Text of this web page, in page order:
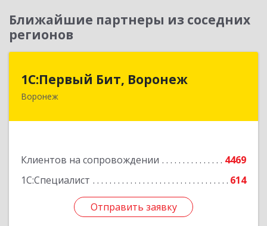
Ближайшие партнеры из соседних
регионов
1С:Первый Бит, Воронеж
Воронеж
Клиентов на сопровождении
4469
1С:Специалист
614
Отправить заявку
1С:Первый Бит, Воронеж
394006, Воронежская обл, Воронеж г, 20-летия
Отправить заявку